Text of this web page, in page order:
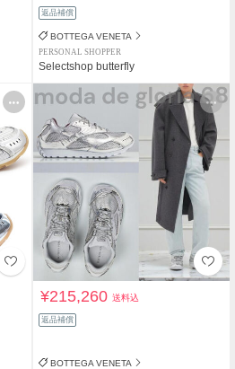
返品補償
BOTTEGA VENETA
PERSONAL SHOPPER
Selectshop butterfly
¥215,260送料込
返品補償
BOTTEGA VENETA